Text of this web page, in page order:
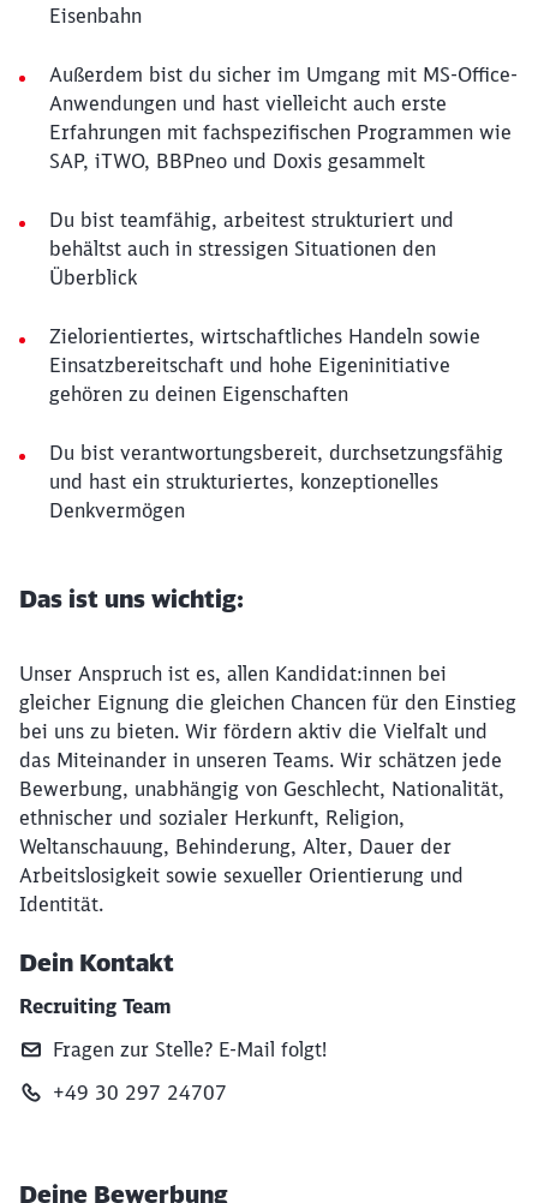
Eisenbahn
Außerdem bist du sicher im Umgang mit MS-Office-
Anwendungen und hast vielleicht auch erste
Erfahrungen mit fachspezifischen Programmen wie
SAP, iTWO, BBPneo und Doxis gesammelt
Du bist teamfähig, arbeitest strukturiert und
behältst auch in stressigen Situationen den
Überblick
Zielorientiertes, wirtschaftliches Handeln sowie
Einsatzbereitschaft und hohe Eigeninitiative
gehören zu deinen Eigenschaften
Du bist verantwortungsbereit, durchsetzungsfähig
und hast ein strukturiertes, konzeptionelles
Denkvermögen
Das ist uns wichtig:
Unser Anspruch ist es, allen Kandidat:innen bei
gleicher Eignung die gleichen Chancen für den Einstieg
bei uns zu bieten. Wir fördern aktiv die Vielfalt und
das Miteinander in unseren Teams. Wir schätzen jede
Bewerbung, unabhängig von Geschlecht, Nationalität,
ethnischer und sozialer Herkunft, Religion,
Weltanschauung, Behinderung, Alter, Dauer der
Arbeitslosigkeit sowie sexueller Orientierung und
Identität.
Dein Kontakt
Recruiting Team
Fragen zur Stelle? E‑Mail folgt!
+49 30 297 24707
Deine Bewerbung